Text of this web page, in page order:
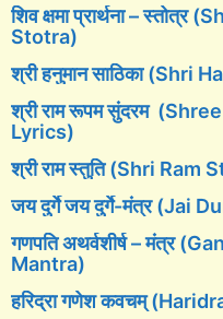
शिव क्षमा प्रार्थना –
Stotra)
श्री हनुमान साठिका (Shri
श्री राम रूपम सुंदरम
Lyrics)
श्री राम स्तुति (Shri Ram
जय दुर्गे जय दुर्गे-मंत्र (Jai
गणपति अथर्वशीर्ष – मंत्र
Mantra)
हरिद्रा गणेश कवचम्